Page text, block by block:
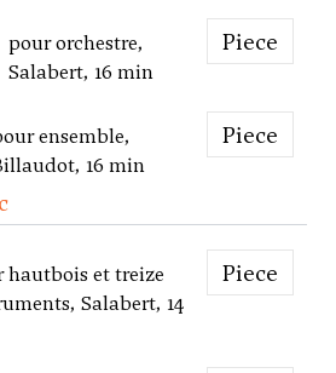
pour orchestre,
Salabert, 16 min
Piece
ensemble,
16 min
Piece
hautbois et treize
Salabert, 14
Piece